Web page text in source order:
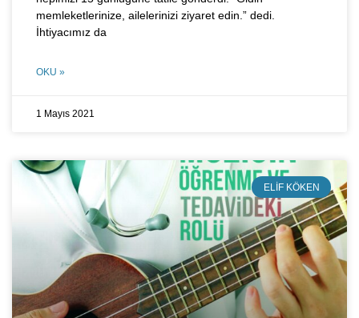
memleketlerinize, ailelerinizi ziyaret edin.” dedi.
İhtiyacımız da
OKU »
1 Mayıs 2021
ELIF KÖKEN